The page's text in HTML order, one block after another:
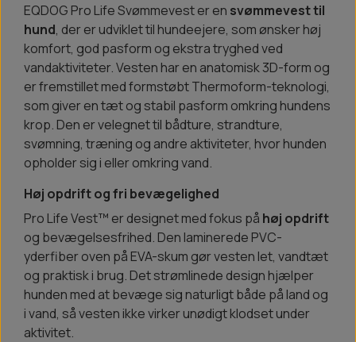
EQDOG Pro Life Svømmevest er en svømmevest til
hund, der er udviklet til hundeejere, som ønsker høj
komfort, god pasform og ekstra tryghed ved
vandaktiviteter. Vesten har en anatomisk 3D-form og
er fremstillet med formstøbt Thermoform-teknologi,
som giver en tæt og stabil pasform omkring hundens
krop. Den er velegnet til bådture, strandture,
svømning, træning og andre aktiviteter, hvor hunden
opholder sig i eller omkring vand.
Høj opdrift og fri bevægelighed
Pro Life Vest™ er designet med fokus på høj opdrift
og bevægelsesfrihed. Den laminerede PVC-
yderfiber oven på EVA-skum gør vesten let, vandtæt
og praktisk i brug. Det strømlinede design hjælper
hunden med at bevæge sig naturligt både på land og
i vand, så vesten ikke virker unødigt klodset under
aktivitet.